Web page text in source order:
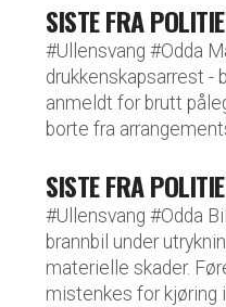
SISTE FRA
#Ullensvang #Odda
drukkenskapsarrest -
anmeldt for brutt
borte fra
SISTE FRA
#Ullensvang #Odda
brannbil under
materielle skader.
mistenkes for kjøring